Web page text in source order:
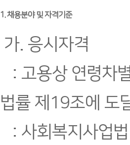
1. 채용분야 및 자격기준
가. 응시자격
: 고용상 연령차
법률 제19조에 도
: 사회복지사업